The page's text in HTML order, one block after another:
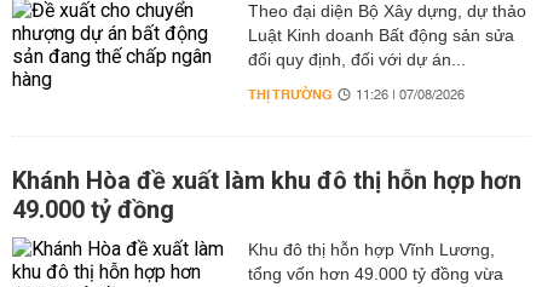
Theo đại diện Bộ Xây dựng, dự thảo
Luật Kinh doanh Bất động sản sửa
đổi quy định, đối với dự án...
THỊ TRƯỜNG 11:26 | 07/08/2026
Khánh Hòa đề xuất làm khu đô thị hỗn hợp hơn
49.000 tỷ đồng
Khu đô thị hỗn hợp Vĩnh Lương,
tổng vốn hơn 49.000 tỷ đồng vừa